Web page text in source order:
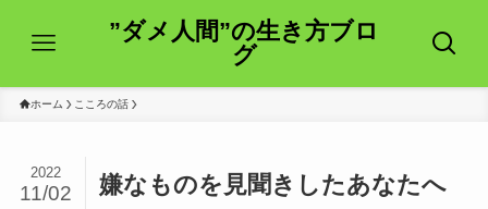
”ダメ人間”の生き方ブロ
グ
ホーム こころの話
嫌なものを見聞きしたあなたへ
2022
11/02